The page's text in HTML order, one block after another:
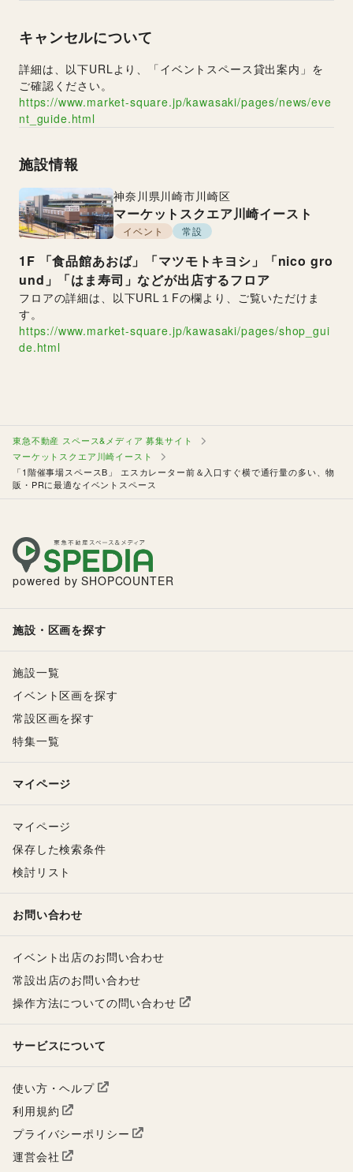
キャンセルについて
詳細は、以下URLより、「イベントスペース貸出案内」を
ご確認ください。
https://www.market-square.jp/kawasaki/pages/news/eve
nt_guide.html
施設情報
神奈川県川崎市川崎区
マーケットスクエア川崎イースト
イベント 常設
1F
「食品館あおば」「マツモトキヨシ」「nico gro
und」「はま寿司」などが出店するフロア
フロアの詳細は、以下URL１Fの欄より、ご覧いただけま
す。
https://www.market-square.jp/kawasaki/pages/shop_gui
de.html
東急不動産 スペース&メディア 募集サイト
マーケットスクエア川崎イースト
「1階催事場スペースB」 エスカレーター前＆入口すぐ横で通行量の多い、物
販・PRに最適なイベントスペース
powered by SHOPCOUNTER
施設・区画を探す
施設一覧
イベント区画を探す
常設区画を探す
特集一覧
マイページ
マイページ
保存した検索条件
検討リスト
お問い合わせ
イベント出店のお問い合わせ
常設出店のお問い合わせ
操作方法についての問い合わせ
サービスについて
使い方・ヘルプ
利用規約
プライバシーポリシー
運営会社